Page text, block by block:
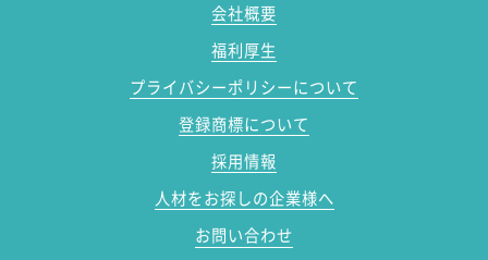
会社概要
福利厚生
プライバシーポリシーについて
登録商標について
採用情報
人材をお探しの企業様へ
お問い合わせ